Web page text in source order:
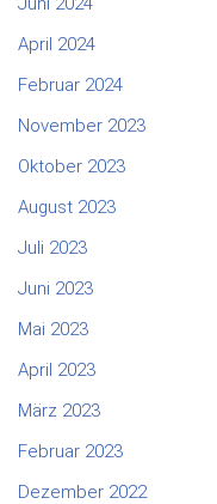
April 2024
Februar 2024
November 2023
Oktober 2023
August 2023
Juli 2023
Juni 2023
Mai 2023
April 2023
März 2023
Februar 2023
Dezember 2022